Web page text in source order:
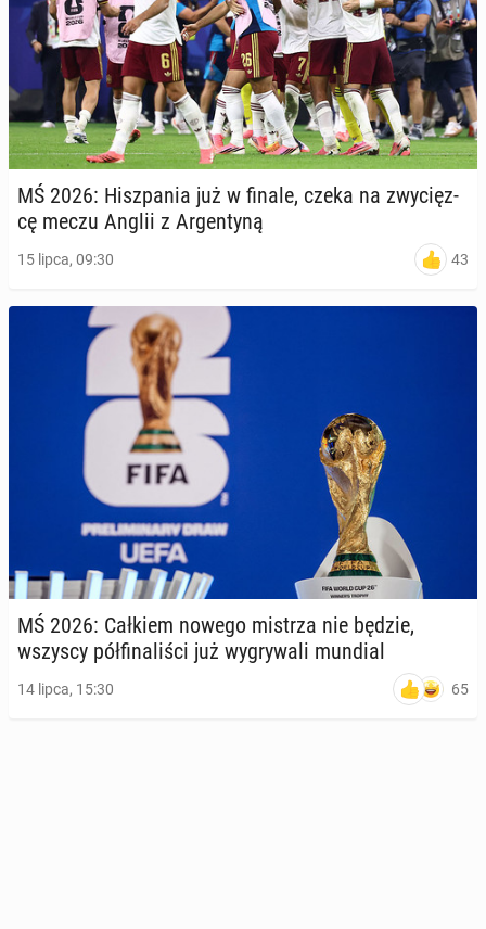
MŚ 2026: Hisz­pa­nia już w finale, czeka na zwy­cięz­
cę meczu Anglii z Ar­gen­ty­ną
15 lipca, 09:30 43
MŚ 2026: Całkiem nowego mistrza nie będzie,
wszyscy pół­fi­na­li­ści już wy­gry­wa­li mundial
14 lipca, 15:30 65